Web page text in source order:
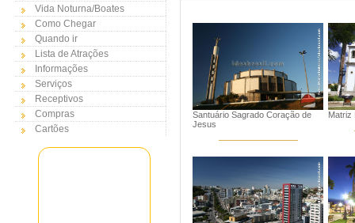
Vida Noturna/Boates
Como Chegar
Quando ir
Lista de Atrações
Informações
Serviços
Receptivos
Compras
Cartões
Santuário Sagrado Coração de
Jesus
Matriz